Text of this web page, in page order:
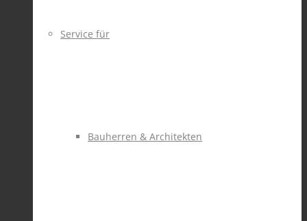
Service für
Bauherren & Architekten